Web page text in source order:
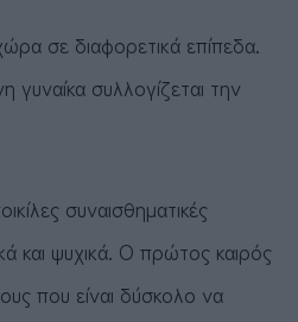
σε διαφορετικά επίπεδα.
συλλογίζεται την
συναισθηματικές
και ψυχικά. Ο πρώτος καιρός
που είναι δύσκολο να